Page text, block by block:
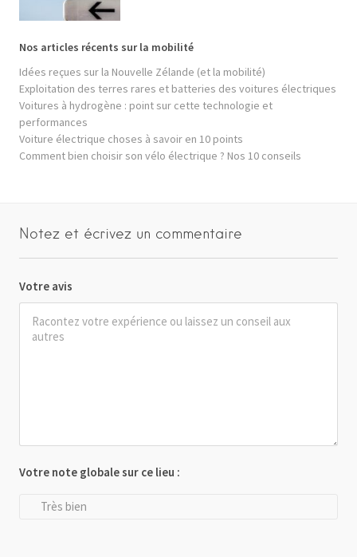
Nos articles récents sur la mobilité
Idées reçues sur la Nouvelle Zélande (et la mobilité)
Exploitation des terres rares et batteries des voitures électriques
Voitures à hydrogène : point sur cette technologie et
performances
Voiture électrique choses à savoir en 10 points
Comment bien choisir son vélo électrique ? Nos 10 conseils
Notez et écrivez un commentaire
Votre avis
Votre note globale sur ce lieu :
Très bien